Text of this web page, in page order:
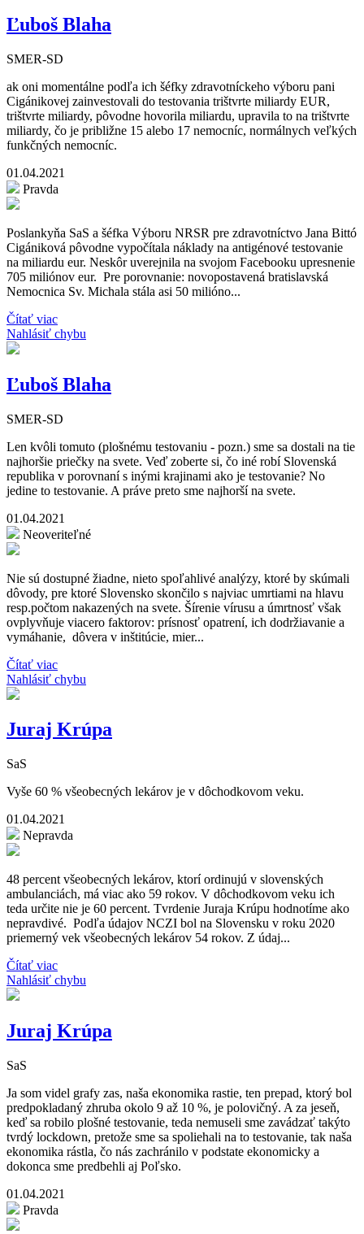
Ľuboš Blaha
SMER-SD
ak oni momentálne podľa ich šéfky zdravotníckeho výboru pani
Cigánikovej zainvestovali do testovania trištvrte miliardy EUR,
trištvrte miliardy, pôvodne hovorila miliardu, upravila to na trištvrte
miliardy, čo je približne 15 alebo 17 nemocníc, normálnych veľkých
funkčných nemocníc.
01.04.2021
Pravda
Poslankyňa SaS a šéfka Výboru NRSR pre zdravotníctvo Jana Bittó
Cigániková pôvodne vypočítala náklady na antigénové testovanie
na miliardu eur. Neskôr uverejnila na svojom Facebooku upresnenie
705 miliónov eur. Pre porovnanie: novopostavená bratislavská
Nemocnica Sv. Michala stála asi 50 milióno...
Čítať viac
Nahlásiť chybu
Ľuboš Blaha
SMER-SD
Len kvôli tomuto (plošnému testovaniu - pozn.) sme sa dostali na tie
najhoršie priečky na svete. Veď zoberte si, čo iné robí Slovenská
republika v porovnaní s inými krajinami ako je testovanie? No
jedine to testovanie. A práve preto sme najhorší na svete.
01.04.2021
Neoveriteľné
Nie sú dostupné žiadne, nieto spoľahlivé analýzy, ktoré by skúmali
dôvody, pre ktoré Slovensko skončilo s najviac umrtiami na hlavu
resp.počtom nakazených na svete. Šírenie vírusu a úmrtnosť však
ovplyvňuje viacero faktorov: prísnosť opatrení, ich dodržiavanie a
vymáhanie, dôvera v inštitúcie, mier...
Čítať viac
Nahlásiť chybu
Juraj Krúpa
SaS
Vyše 60 % všeobecných lekárov je v dôchodkovom veku.
01.04.2021
Nepravda
48 percent všeobecných lekárov, ktorí ordinujú v slovenských
ambulanciách, má viac ako 59 rokov. V dôchodkovom veku ich
teda určite nie je 60 percent. Tvrdenie Juraja Krúpu hodnotíme ako
nepravdivé. Podľa údajov NCZI bol na Slovensku v roku 2020
priemerný vek všeobecných lekárov 54 rokov. Z údaj...
Čítať viac
Nahlásiť chybu
Juraj Krúpa
SaS
Ja som videl grafy zas, naša ekonomika rastie, ten prepad, ktorý bol
predpokladaný zhruba okolo 9 až 10 %, je polovičný. A za jeseň,
keď sa robilo plošné testovanie, teda nemuseli sme zavádzať takýto
tvrdý lockdown, pretože sme sa spoliehali na to testovanie, tak naša
ekonomika rástla, čo nás zachránilo v podstate ekonomicky a
dokonca sme predbehli aj Poľsko.
01.04.2021
Pravda